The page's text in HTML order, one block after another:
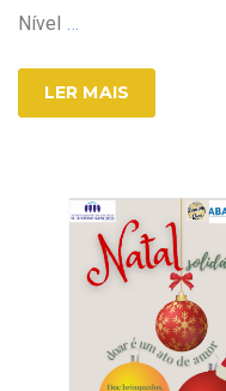
Nível …
LER MAIS